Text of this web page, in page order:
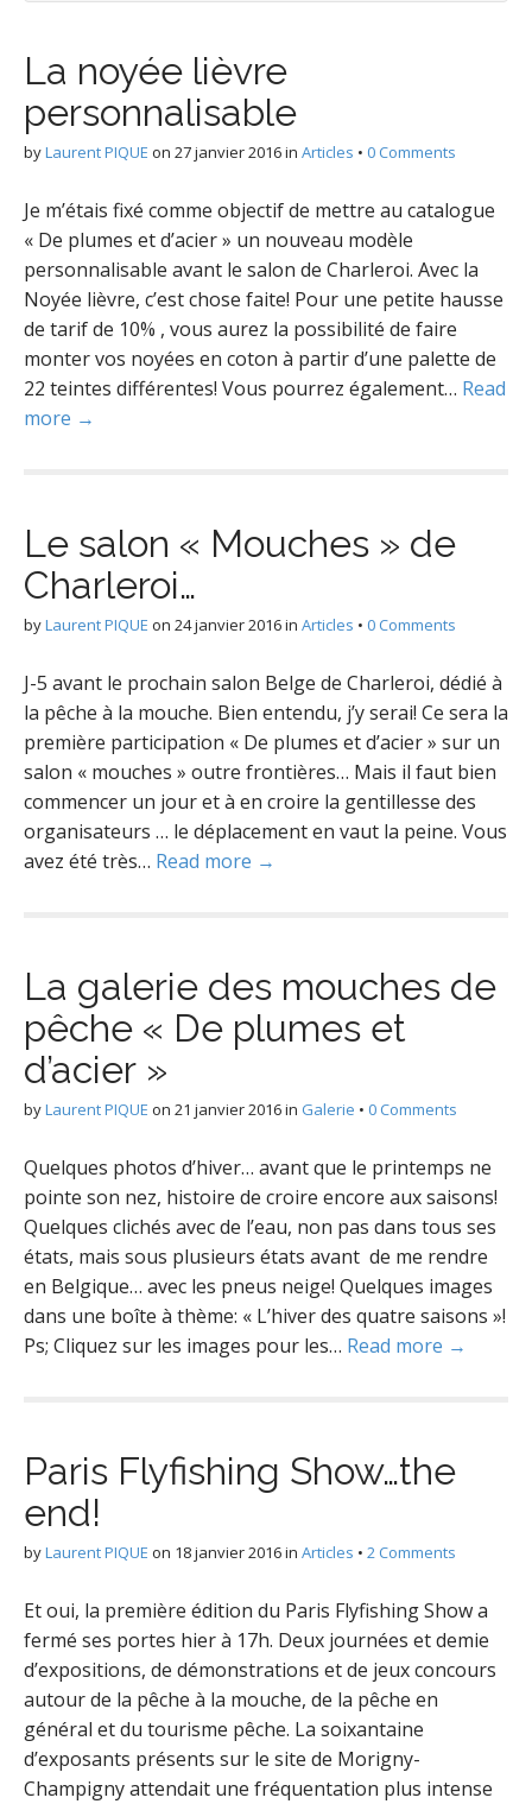
g
–
La noyée lièvre
personnalisable
byLaurent PIQUE on 27 janvier 2016in Articles • 0 Comments
Je m’étais fixé comme objectif de mettre au catalogue
« De plumes et d’acier » un nouveau modèle
personnalisable avant le salon de Charleroi. Avec la
Noyée lièvre, c’est chose faite! Pour une petite hausse
de tarif de 10% , vous aurez la possibilité de faire
monter vos noyées en coton à partir d’une palette de
22 teintes différentes! Vous pourrez également… Read
more →
Le salon « Mouches » de
Charleroi…
byLaurent PIQUE on 24 janvier 2016in Articles • 0 Comments
J-5 avant le prochain salon Belge de Charleroi, dédié à
la pêche à la mouche. Bien entendu, j’y serai! Ce sera la
première participation « De plumes et d’acier » sur un
salon « mouches » outre frontières… Mais il faut bien
commencer un jour et à en croire la gentillesse des
organisateurs … le déplacement en vaut la peine. Vous
avez été très… Read more →
La galerie des mouches de
pêche « De plumes et
d’acier »
byLaurent PIQUE on 21 janvier 2016in Galerie • 0 Comments
Quelques photos d’hiver… avant que le printemps ne
pointe son nez, histoire de croire encore aux saisons!
Quelques clichés avec de l’eau, non pas dans tous ses
états, mais sous plusieurs états avant de me rendre
en Belgique… avec les pneus neige! Quelques images
dans une boîte à thème: « L’hiver des quatre saisons »!
Ps; Cliquez sur les images pour les… Read more →
Paris Flyfishing Show…the
end!
byLaurent PIQUE on 18 janvier 2016in Articles • 2 Comments
Et oui, la première édition du Paris Flyfishing Show a
fermé ses portes hier à 17h. Deux journées et demie
d’expositions, de démonstrations et de jeux concours
autour de la pêche à la mouche, de la pêche en
général et du tourisme pêche. La soixantaine
d’exposants présents sur le site de Morigny-
Champigny attendait une fréquentation plus intense